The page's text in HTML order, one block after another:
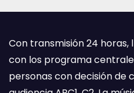
Con transmisión 24
con los programa
personas con decisión de